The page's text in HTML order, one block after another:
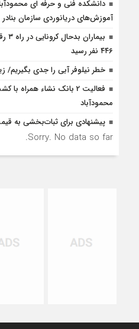
دانشکده فنی و حرفه ای
آموزش‌های دریانوردی سازمان
۴۴۶ نفر رسید
خطر نیلوفر آبی را جدی بگیریم/
محمودآباد
پیشنهادی برای ثبات‌بخشی به
Sorry. No data so far.